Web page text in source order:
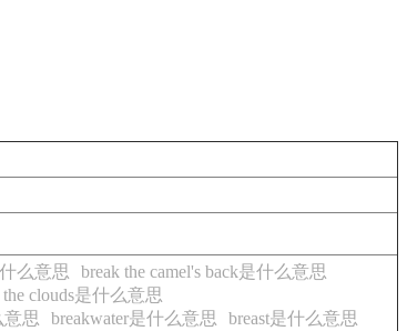
么意思
break the camel's back是什么意思
the clouds是什么意思
意思 breakwater是什么意思
breast是什么意思